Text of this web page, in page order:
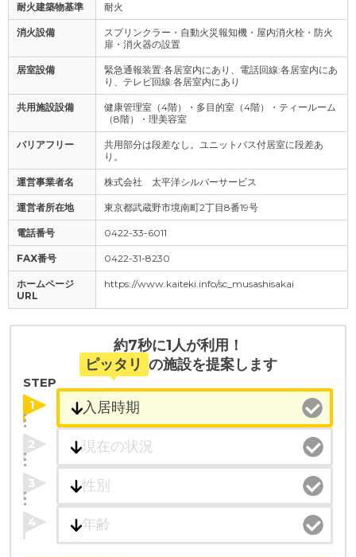
耐火建築物基準 耐火
消火設備
スプリンクラー・自動火災報知機・屋内消火栓・防火
扉・消火器の設置
居室設備
緊急通報装置:各居室内にあり、電話回線:各居室内にあ
り、テレビ回線:各居室内にあり
共用施設設備
健康管理室（4階）・多目的室（4階）・ティールーム
（8階）・理美容室
バリアフリー
共用部分は段差なし。ユニットバス付居室に段差あ
り。
運営事業者名 株式会社 太平洋シルバーサービス
運営者所在地 東京都武蔵野市境南町2丁目8番19号
電話番号 0422-33-6011
FAX番号 0422-31-8230
ホームページ
URL
https://www.kaiteki.info/sc_musashisakai
約7秒に1人が利用！
ピッタリ の施設を提案します
STEP
1
2
3
4